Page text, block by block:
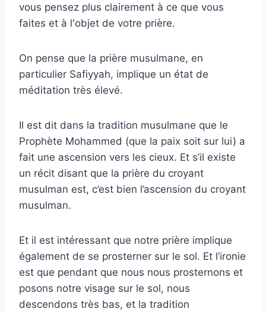
vous pensez plus clairement à ce que vous
faites et à l'objet de votre prière.
On pense que la prière musulmane, en
particulier Safiyyah, implique un état de
méditation très élevé.
Il est dit dans la tradition musulmane que le
Prophète Mohammed (que la paix soit sur lui) a
fait une ascension vers les cieux. Et s’il existe
un récit disant que la prière du croyant
musulman est, c’est bien l’ascension du croyant
musulman.
Et il est intéressant que notre prière implique
également de se prosterner sur le sol. Et l’ironie
est que pendant que nous nous prosternons et
posons notre visage sur le sol, nous
descendons très bas, et la tradition